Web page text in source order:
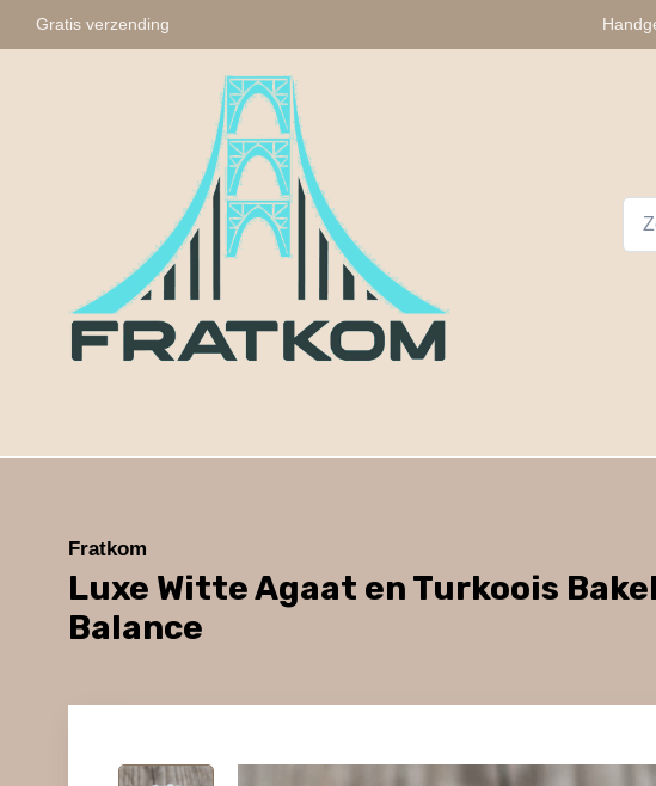
Gratis verzending
Fratkom
Luxe Witte Agaat en Turkoois
Balance